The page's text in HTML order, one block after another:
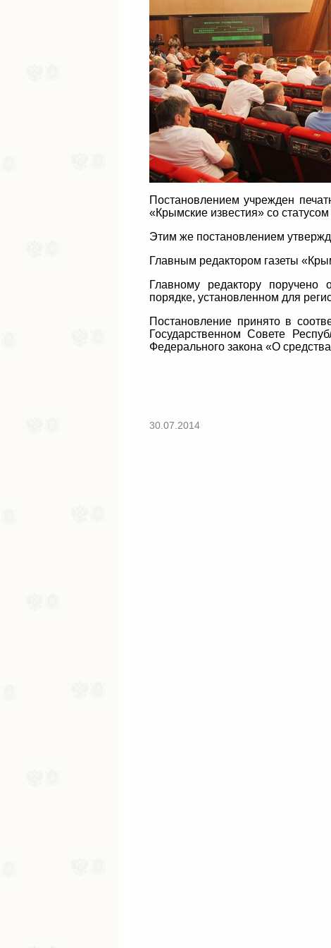
Постановлением учрежден
«Крымские известия» со
Этим же постановлением
Главным редактором газеты
Главному редактору поручено
порядке, установленном для
Постановление принято в
Государственном Совете
Федерального закона «О
30.07.2014